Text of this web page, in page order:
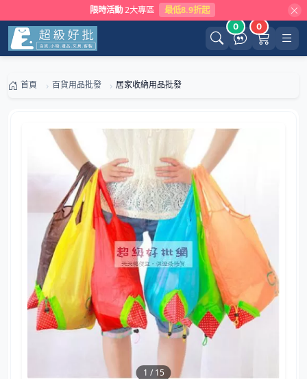
限時活動 2大專區 最低8.9折起
0 0
首頁 百貨用品批發 居家收納用品批發
1 /15